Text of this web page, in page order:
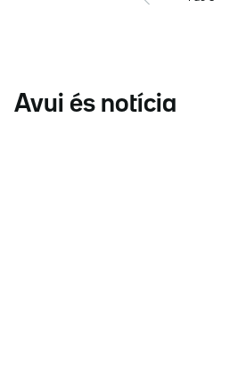
Avui és notícia